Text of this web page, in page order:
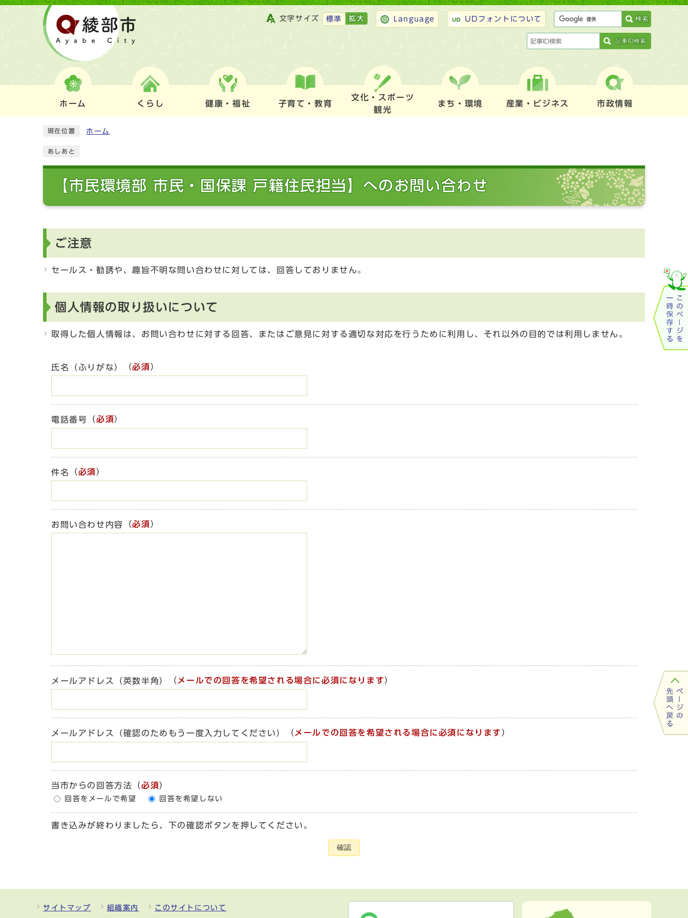
文字サイズ 標準 拡大 Language UDフォントについて 検索
記事ID検索
ホーム くらし 健康・福祉 子育て・教育
文化・スポーツ
観光
まち・環境 産業・ビジネス 市政情報
現在位置 ホーム
あしあと
【市民環境部 市民・国保課 戸籍住民担当】へのお問い合わせ
ご注意
セールス・勧誘や、趣旨不明な問い合わせに対しては、回答しておりません。
個人情報の取り扱いについて
取得した個人情報は、お問い合わせに対する回答、またはご意見に対する適切な対応を行うために利用し、それ以外の目的では利用しません。
氏名（ふりがな） （必須）
電話番号 （必須）
件名 （必須）
お問い合わせ内容 （必須）
メールアドレス（英数半角） （ メールでの回答を希望される場合に必須になります）
メールアドレス（確認のためもう一度入力してください） （ メールでの回答を希望される場合に必須になります ）
当市からの回答方法 （必須）
回答をメールで希望 回答を希望しない
書き込みが終わりましたら、下の確認ボタンを押してください。
確認
サイトマップ 組織案内
このサイトについて